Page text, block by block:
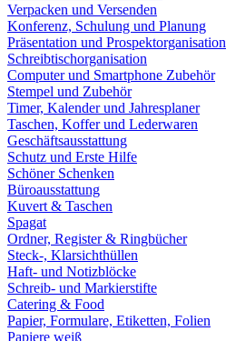
Verpacken und Versenden
Konferenz, Schulung und Planung
Präsentation und Prospektorganisation
Schreibtischorganisation
Computer und Smartphone Zubehör
Stempel und Zubehör
Timer, Kalender und Jahresplaner
Taschen, Koffer und Lederwaren
Geschäftsausstattung
Schutz und Erste Hilfe
Schöner Schenken
Büroausstattung
Kuvert & Taschen
Spagat
Ordner, Register & Ringbücher
Steck-, Klarsichthüllen
Haft- und Notizblöcke
Schreib- und Markierstifte
Catering & Food
Papier, Formulare, Etiketten, Folien
Papiere weiß